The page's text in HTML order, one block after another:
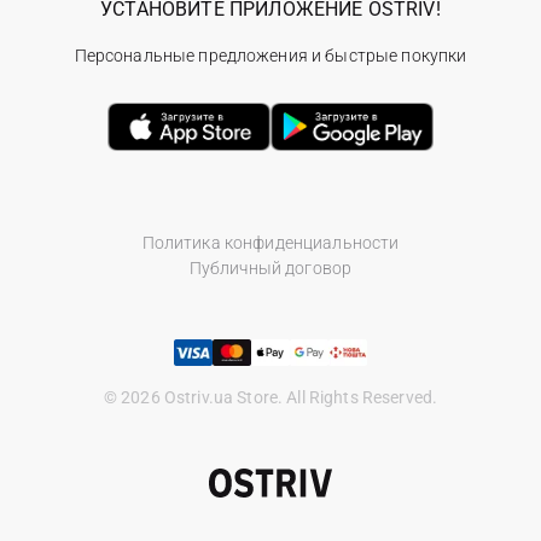
Политика конфиденциальности
Публичный договор
© 2026 Ostriv.ua Store. All Rights Reserved.
УСТАНОВИТЕ ПРИЛОЖЕНИЕ OSTRIV!
Персональные предложения и быстрые покупки